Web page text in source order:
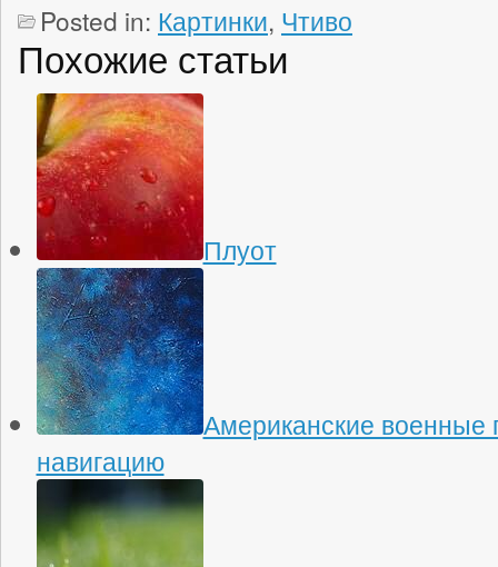
Posted in: Картинки, Чтиво
Похожие статьи
Плуот
Американские военные
навигацию